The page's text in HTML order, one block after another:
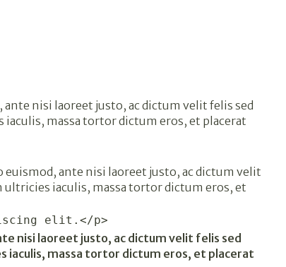
nisi laoreet justo, ac dictum velit felis sed
massa tortor dictum eros, et placerat
ante nisi laoreet justo, ac dictum velit
ultricies iaculis, massa tortor dictum eros, et
elit.</p>
nisi laoreet justo, ac dictum velit felis sed
iaculis, massa tortor dictum eros, et placerat